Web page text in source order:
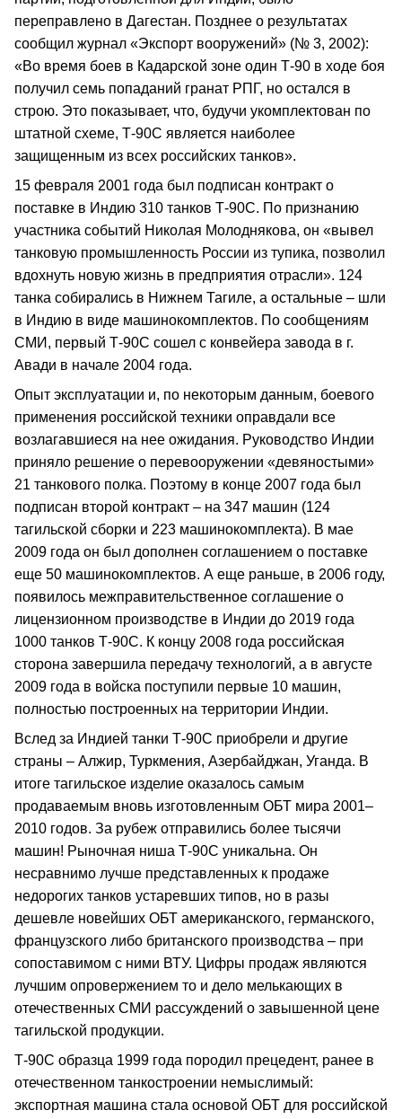
переправлено в Дагестан. Позднее о результатах
сообщил журнал «Экспорт вооружений» (№ 3, 2002):
«Во время боев в Кадарской зоне один Т-90 в ходе боя
получил семь попаданий гранат РПГ, но остался в
строю. Это показывает, что, будучи укомплектован по
штатной схеме, Т-90С является наиболее
защищенным из всех российских танков».
15 февраля 2001 года был подписан контракт о
поставке в Индию 310 танков Т-90С. По признанию
участника событий Николая Молоднякова, он «вывел
танковую промышленность России из тупика, позволил
вдохнуть новую жизнь в предприятия отрасли». 124
танка собирались в Нижнем Тагиле, а остальные – шли
в Индию в виде машинокомплектов. По сообщениям
СМИ, первый Т-90С сошел с конвейера завода в г.
Авади в начале 2004 года.
Опыт эксплуатации и, по некоторым данным, боевого
применения российской техники оправдали все
возлагавшиеся на нее ожидания. Руководство Индии
приняло решение о перевооружении «девяностыми»
21 танкового полка. Поэтому в конце 2007 года был
подписан второй контракт – на 347 машин (124
тагильской сборки и 223 машинокомплекта). В мае
2009 года он был дополнен соглашением о поставке
еще 50 машинокомплектов. А еще раньше, в 2006 году,
появилось межправительственное соглашение о
лицензионном производстве в Индии до 2019 года
1000 танков Т-90С. К концу 2008 года российская
сторона завершила передачу технологий, а в августе
2009 года в войска поступили первые 10 машин,
полностью построенных на территории Индии.
Вслед за Индией танки Т-90С приобрели и другие
страны – Алжир, Туркмения, Азербайджан, Уганда. В
итоге тагильское изделие оказалось самым
продаваемым вновь изготовленным ОБТ мира 2001–
2010 годов. За рубеж отправились более тысячи
машин! Рыночная ниша Т-90С уникальна. Он
несравнимо лучше представленных к продаже
недорогих танков устаревших типов, но в разы
дешевле новейших ОБТ американского, германского,
французского либо британского производства – при
сопоставимом с ними ВТУ. Цифры продаж являются
лучшим опровержением то и дело мелькающих в
отечественных СМИ рассуждений о завышенной цене
тагильской продукции.
Т-90С образца 1999 года породил прецедент, ранее в
отечественном танкостроении немыслимый:
экспортная машина стала основой ОБТ для российской